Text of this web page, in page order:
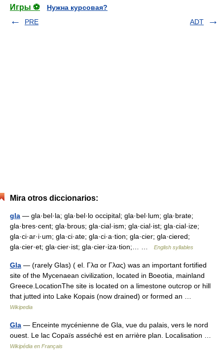
Игры ⚽
Нужна курсовая?
PRE
ADT
Mira otros diccionarios:
gla — gla·bel·la; gla·bel·lo occipital; gla·bel·lum; gla·brate;
gla·bres·cent; gla·brous; gla·cial·ism; gla·cial·ist; gla·cial·ize;
gla·ci·ar·i·um; gla·ci·ate; gla·ci·a·tion; gla·cier; gla·ciered;
gla·cier·et; gla·cier·ist; gla·cier·iza·tion;… …
English syllables
Gla — (rarely Glas) ( el. Γλα or Γλας) was an important fortified
site of the Mycenaean civilization, located in Boeotia, mainland
Greece.LocationThe site is located on a limestone outcrop or hill
that jutted into Lake Kopais (now drained) or formed an …
Wikipedia
Gla — Enceinte mycénienne de Gla, vue du palais, vers le nord
ouest. Le lac Copaïs asséché est en arrière plan. Localisation …
Wikipédia en Français